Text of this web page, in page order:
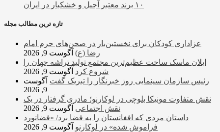
۱۰ برند معتبر آجیل و خشکبار در ایران
تازه ترین مطالب مجله
عزاداری کودکان برای نخستین‌بار در صحن‌های حرم امام
رضا (ع) آگوست 9, 2026
ایلان ماسک ساخت عظیم‌ترین مجتمع تولید تراشه جهان را
شروع کرد آگوست 9, 2026
رئیس سازمان سینمایی روز خبرنگار را تبریک گفت آگوست
9, 2026
نقش متفاوت مونیکا بلوچی در لوکارنو؛ مادری گرفتار در یک
نقش اجتماعی آگوست 9, 2026
داستان مردی که افغانستان را به فضا برد/ «فضانورد
فراموش شده» در لوکارنو آگوست 9, 2026